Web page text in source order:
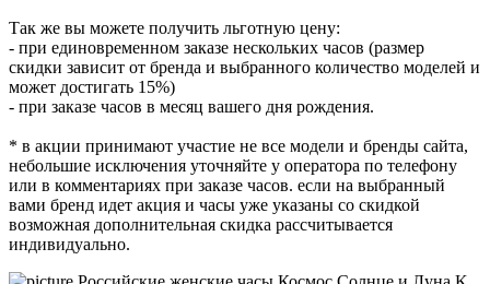
Так же вы можете получить льготную цену:
- при единовременном заказе нескольких часов (размер
скидки зависит от бренда и выбранного количество моделей и
может достигать 15%)
- при заказе часов в месяц вашего дня рождения.
* в акции принимают участие не все модели и бренды сайта,
небольшие исключения уточняйте у оператора по телефону
или в комментариях при заказе часов. если на выбранный
вами бренд идет акция и часы уже указаны со скидкой
возможная дополнительная скидка рассчитывается
индивидуально.